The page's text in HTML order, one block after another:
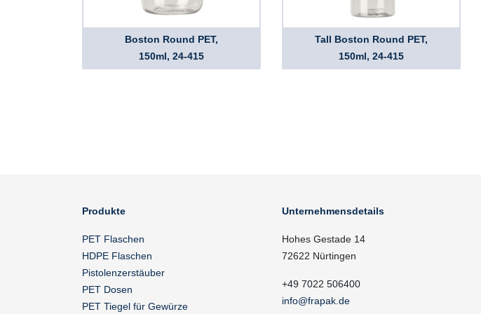
Boston Round PET,
150ml, 24-415
Tall Boston Round PET,
150ml, 24-415
Produkte
PET Flaschen
HDPE Flaschen
Pistolenzerstäuber
PET Dosen
PET Tiegel für Gewürze
Unternehmensdetails
Hohes Gestade 14
72622 Nürtingen
+49 7022 506400
info@frapak.de